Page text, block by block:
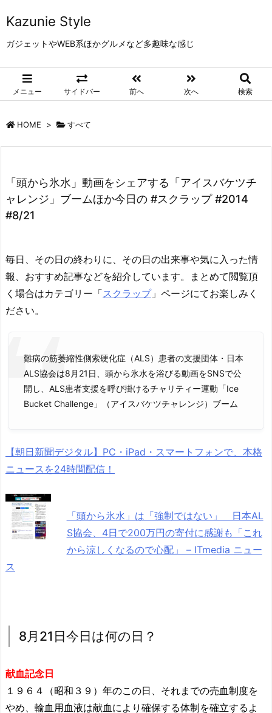
Kazunie Style
ガジェットやWEB系ほかグルメなど多趣味な感じ
メニュー サイドバー 前へ 次へ 検索
HOME > すべて
「頭から氷水」動画をシェアする「アイスバケツチ
ャレンジ」ブームほか今日の #スクラップ #2014
#8/21
毎日、その日の終わりに、その日の出来事や気に入った情
報、おすすめ記事などを紹介しています。まとめて閲覧頂
く場合はカテゴリー「スクラップ」ページにてお楽しみく
ださい。
難病の筋萎縮性側索硬化症（ALS）患者の支援団体・日本
ALS協会は8月21日、頭から氷水を浴びる動画をSNSで公
開し、ALS患者支援を呼び掛けるチャリティー運動「Ice
Bucket Challenge」（アイスバケツチャレンジ）ブーム
【朝日新聞デジタル】PC・iPad・スマートフォンで、本格
ニュースを24時間配信！
「頭から氷水」は「強制ではない」 日本AL
S協会、4日で200万円の寄付に感謝も「これ
から涼しくなるので心配」 – ITmedia ニュー
ス
8月21日今日は何の日？
献血記念日
１９６４（昭和３９）年のこの日、それまでの売血制度を
やめ、輸血用血液は献血により確保する体制を確立するよ